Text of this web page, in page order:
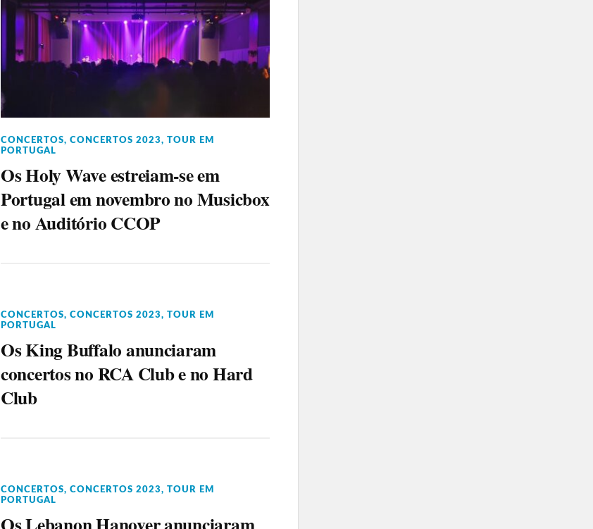
CONCERTOS, CONCERTOS 2023, TOUR EM
PORTUGAL
Os Holy Wave estreiam-se em
Portugal em novembro no Musicbox
e no Auditório CCOP
CONCERTOS, CONCERTOS 2023, TOUR EM
PORTUGAL
Os King Buffalo anunciaram
concertos no RCA Club e no Hard
Club
CONCERTOS, CONCERTOS 2023, TOUR EM
PORTUGAL